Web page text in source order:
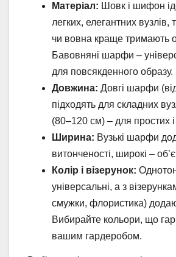
Матеріал: Шовк і шифон
легких, елегантних вузлів,
чи вовна краще тримають
Бавовняні шарфи –
для повсякденного образу.
Довжина: Довгі шарфи
підходять для складних
(80–120 см) – для простих
Ширина: Вузькі шарфи
витонченості, широкі –
Колір і візерунок:
універсальні, а з
смужки, флористика)
Вибирайте кольори, що
вашим гардеробом.